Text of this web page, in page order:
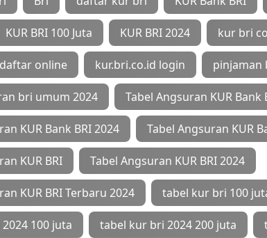
KUR BRI 100 Juta KUR BRI 2024 kur bri
online kur.bri.co.id login pinjaman
bri umum 2024 Tabel Angsuran KUR Bank
KUR Bank BRI 2024 Tabel Angsuran KUR
KUR BRI Tabel Angsuran KUR BRI 2024
KUR BRI Terbaru 2024 tabel kur bri 100
100 juta tabel kur bri 2024 200 juta